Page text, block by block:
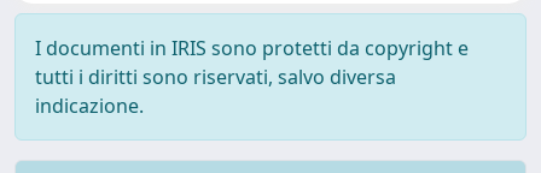
I documenti in IRIS sono protetti da copyright e
tutti i diritti sono riservati, salvo diversa
indicazione.